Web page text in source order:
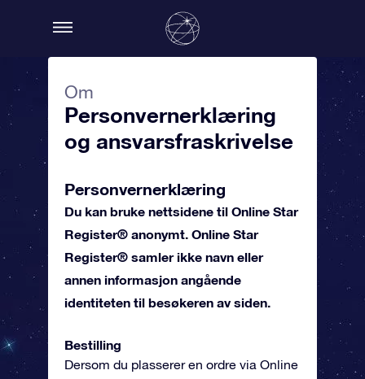
Om
Personvernerklæring
og ansvarsfraskrivelse
Personvernerklæring
Du kan bruke nettsidene til Online Star
Register® anonymt. Online Star
Register® samler ikke navn eller
annen informasjon angående
identiteten til besøkeren av siden.
Bestilling
Dersom du plasserer en ordre via Online